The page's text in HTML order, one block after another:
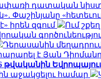
դատական
Փաշինյանը
իրեն զգում
Ում
Դերասանին
է Յան
թվականին
աջակցելու համար